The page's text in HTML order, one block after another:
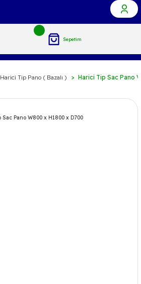
Sepetim
Harici Tip Pano ( Bazalı ) Harici Tip Sac Pano